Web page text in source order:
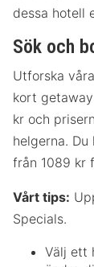
dessa hotell
Sök och
Utforska
kort
kr och
helgerna.
från 1089 kr
Vårt tips:
Specials.
Välj ett